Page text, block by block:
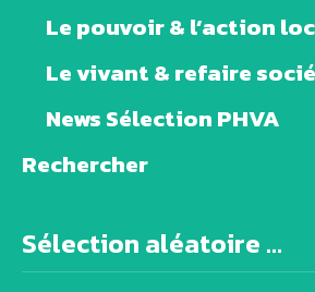
Le pouvoir & l’action
Le vivant & refaire
News Sélection PHVA
Rechercher
Sélection aléatoire ...